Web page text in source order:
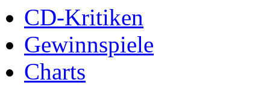
CD-Kritiken
Gewinnspiele
Charts